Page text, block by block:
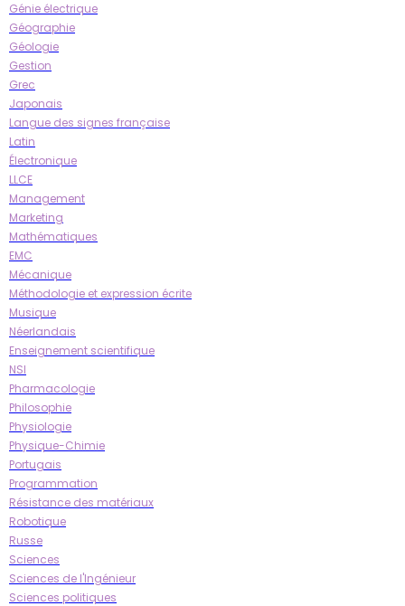
Génie électrique
Géographie
Géologie
Gestion
Grec
Japonais
Langue des signes française
Latin
Électronique
LLCE
Management
Marketing
Mathématiques
EMC
Mécanique
Méthodologie et expression écrite
Musique
Néerlandais
Enseignement scientifique
NSI
Pharmacologie
Philosophie
Physiologie
Physique-Chimie
Portugais
Programmation
Résistance des matériaux
Robotique
Russe
Sciences
Sciences de l'Ingénieur
Sciences politiques